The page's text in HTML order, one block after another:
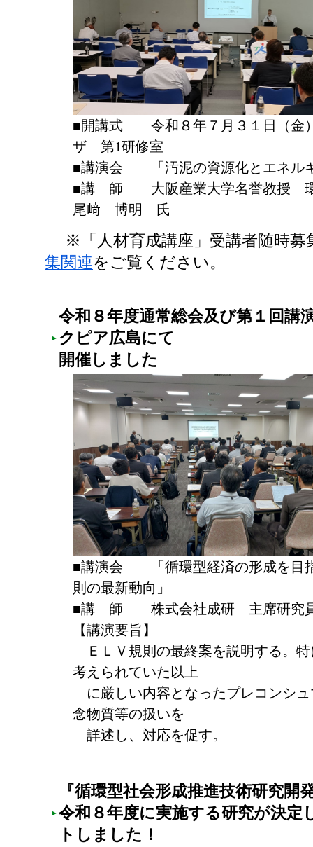
■開講式 令和８年７月３１日（金
ザ 第1研修室
■講演会 「汚泥の資源化とエネル
■講 師 大阪産業大学名誉教授
尾﨑 博明 氏
※「人材育成講座」受講者随時募
集関連をご覧ください。
令和８年度通常総会及び第１回講
クピア広島にて
開催しました
■講演会 「循環型経済の形成を目
則の最新動向」
■講 師 株式会社成研 主席研
【講演要旨】
ＥＬＶ規則の最終案を説明する。
考えられていた以上
に厳しい内容となったプレコンシ
念物質等の扱いを
詳述し、対応を促す。
『循環型社会形成推進技術研究開
令和８年度に実施する研究が決定
トしました！